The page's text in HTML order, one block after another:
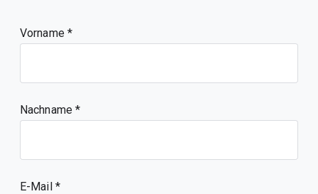
Vorname
Nachname
E-Mail